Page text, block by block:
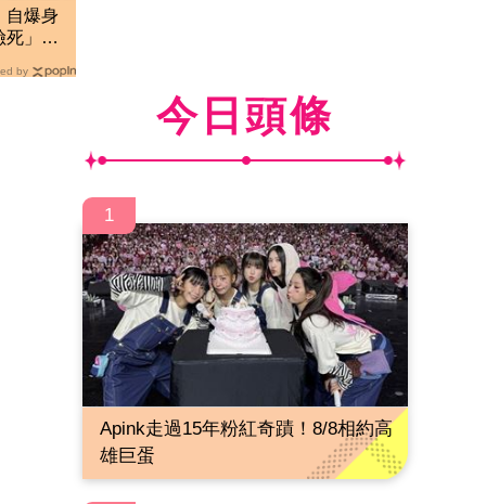
自爆身
死」
by
今日頭條
1
Apink走過15年粉紅奇蹟！8/8相約高
雄巨蛋